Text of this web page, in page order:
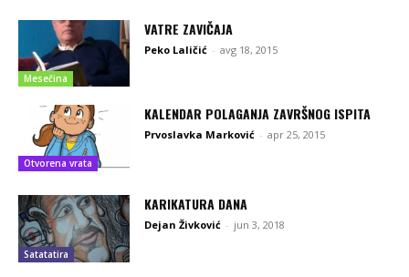
Mesečina
VATRE ZAVIČAJA
Peko Laličić - avg 18, 2015
Otvorena vrata
KALENDAR POLAGANJA ZAVRŠNOG ISPITA
Prvoslavka Marković - apr 25, 2015
Satatatira
KARIKATURA DANA
Dejan Živković - jun 3, 2018